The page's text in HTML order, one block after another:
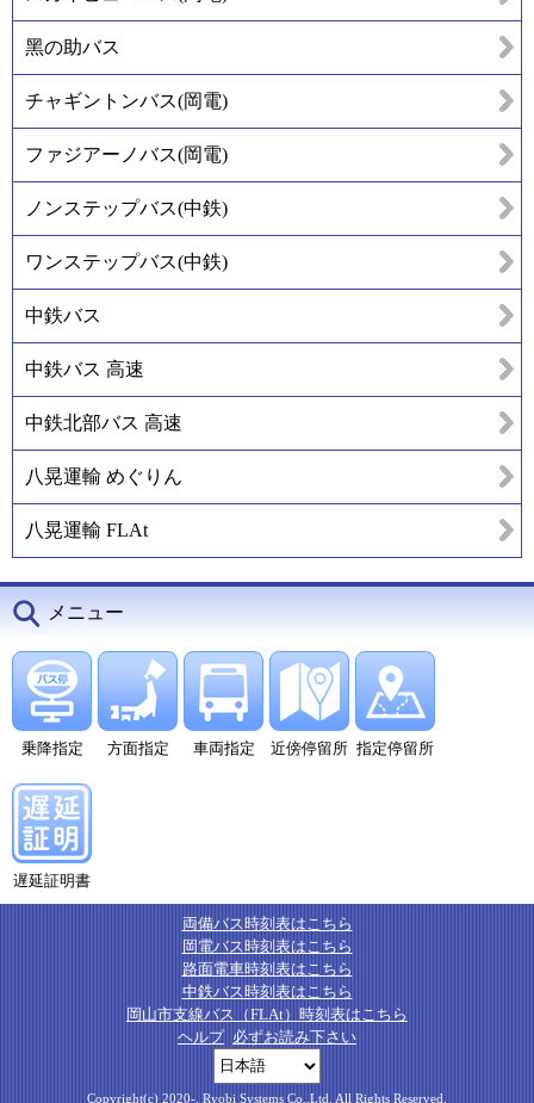
黑の助バス
チャギントンバス(岡電)
ファジアーノバス(岡電)
ノンステップバス(中鉄)
ワンステップバス(中鉄)
中鉄バス
中鉄バス 高速
中鉄北部バス 高速
八晃運輸 めぐりん
八晃運輸 FLAt
メニュー
乗降指定 方面指定 車両指定 近傍停留所 指定停留所
遅延証明書
両備バス時刻表はこちら
岡電バス時刻表はこちら
路面電車時刻表はこちら
中鉄バス時刻表はこちら
岡山市支線バス（FLAt）時刻表はこちら
ヘルプ 必ずお読み下さい
Copyright(c) 2020-, Ryobi Systems Co.,Ltd. All Rights Reserved.